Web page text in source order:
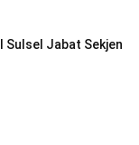
Sulsel Jabat Sekjen